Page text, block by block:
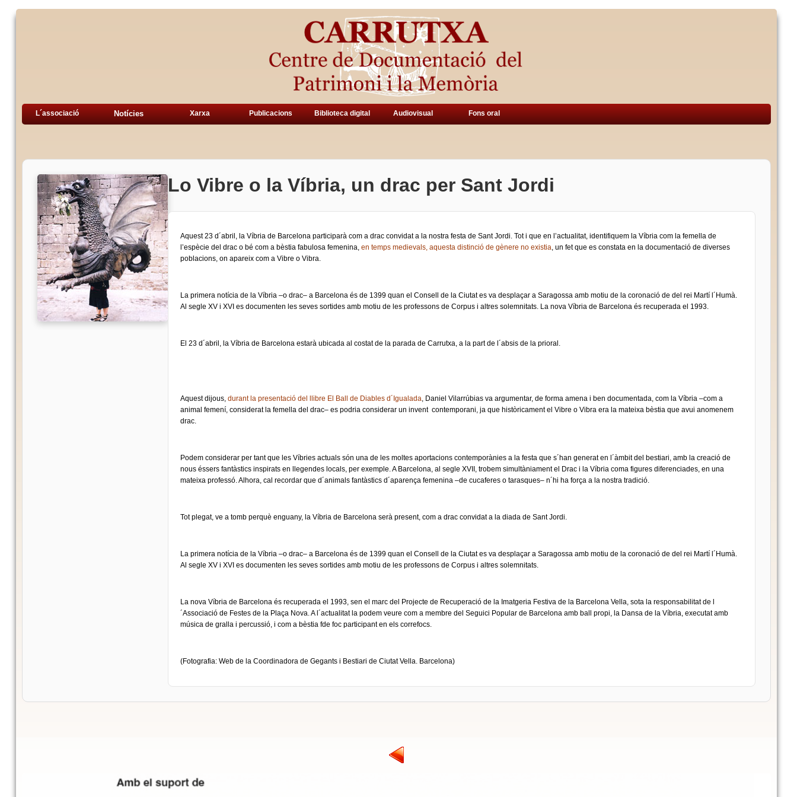
L´associació Notícies Xarxa Publicacions Biblioteca digital Audiovisual Fons oral
Lo Vibre o la Víbria, un drac per Sant Jordi
Aquest 23 d´abril, la Víbria de Barcelona participarà com a drac convidat a la nostra festa de Sant Jordi. Tot i que en l’actualitat, identifiquem la Víbria com la femella de
l’espècie del drac o bé com a bèstia fabulosa femenina, en temps medievals, aquesta distinció de gènere no existia, un fet que es constata en la documentació de diverses
poblacions, on apareix com a Vibre o Vibra.
La primera notícia de la Víbria –o drac– a Barcelona és de 1399 quan el Consell de la Ciutat es va desplaçar a Saragossa amb motiu de la coronació de del rei Martí l´Humà.
Al segle XV i XVI es documenten les seves sortides amb motiu de les professons de Corpus i altres solemnitats. La nova Víbria de Barcelona és recuperada el 1993.
El 23 d´abril, la Víbria de Barcelona estarà ubicada al costat de la parada de Carrutxa, a la part de l´absis de la prioral.
Aquest dijous, durant la presentació del llibre El Ball de Diables d´Igualada, Daniel Vilarrúbias va argumentar, de forma amena i ben documentada, com la Víbria –com a
animal femení, considerat la femella del drac– es podria considerar un invent contemporani, ja que històricament el Vibre o Vibra era la mateixa bèstia que avui anomenem
drac.
Podem considerar per tant que les Víbries actuals són una de les moltes aportacions contemporànies a la festa que s´han generat en l´àmbit del bestiari, amb la creació de
nous éssers fantàstics inspirats en llegendes locals, per exemple. A Barcelona, al segle XVII, trobem simultàniament el Drac i la Víbria coma figures diferenciades, en una
mateixa professó. Alhora, cal recordar que d´animals fantàstics d´aparença femenina –de cucaferes o tarasques– n´hi ha força a la nostra tradició.
Tot plegat, ve a tomb perquè enguany, la Víbria de Barcelona serà present, com a drac convidat a la diada de Sant Jordi.
La primera notícia de la Víbria –o drac– a Barcelona és de 1399 quan el Consell de la Ciutat es va desplaçar a Saragossa amb motiu de la coronació de del rei Martí l´Humà.
Al segle XV i XVI es documenten les seves sortides amb motiu de les professons de Corpus i altres solemnitats.
La nova Víbria de Barcelona és recuperada el 1993, sen el marc del Projecte de Recuperació de la Imatgeria Festiva de la Barcelona Vella, sota la responsabilitat de l
´Associació de Festes de la Plaça Nova. A l´actualitat la podem veure com a membre del Seguici Popular de Barcelona amb ball propi, la Dansa de la Víbria, executat amb
música de gralla i percussió, i com a bèstia fde foc participant en els correfocs.
(Fotografia: Web de la Coordinadora de Gegants i Bestiari de Ciutat Vella. Barcelona)